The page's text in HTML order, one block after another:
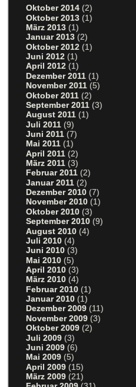
Oktober 2014 (2)
Oktober 2013 (1)
März 2013 (1)
Januar 2013 (2)
Oktober 2012 (1)
Juni 2012 (1)
April 2012 (1)
Dezember 2011 (1)
November 2011 (5)
Oktober 2011 (2)
September 2011 (3)
August 2011 (1)
Juli 2011 (9)
Juni 2011 (7)
Mai 2011 (1)
April 2011 (2)
März 2011 (3)
Februar 2011 (2)
Januar 2011 (2)
Dezember 2010 (7)
November 2010 (1)
Oktober 2010 (3)
September 2010 (9)
August 2010 (4)
Juli 2010 (4)
Juni 2010 (3)
Mai 2010 (5)
April 2010 (3)
März 2010 (4)
Februar 2010 (1)
Januar 2010 (1)
Dezember 2009 (11)
November 2009 (3)
Oktober 2009 (2)
Juli 2009 (3)
Juni 2009 (6)
Mai 2009 (5)
April 2009 (15)
März 2009 (21)